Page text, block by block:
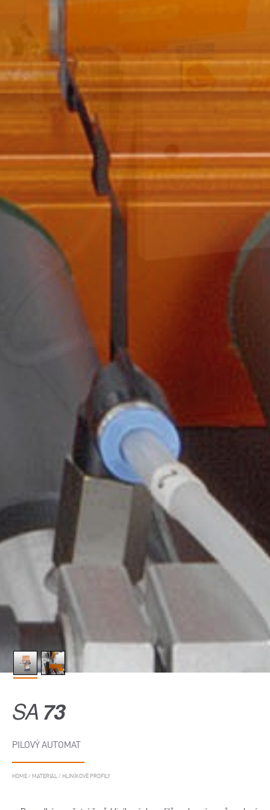
SA 73
PILOVÝ AUTOMAT
HOME / MATERIÁL / HLINÍKOVÉ PROFILY